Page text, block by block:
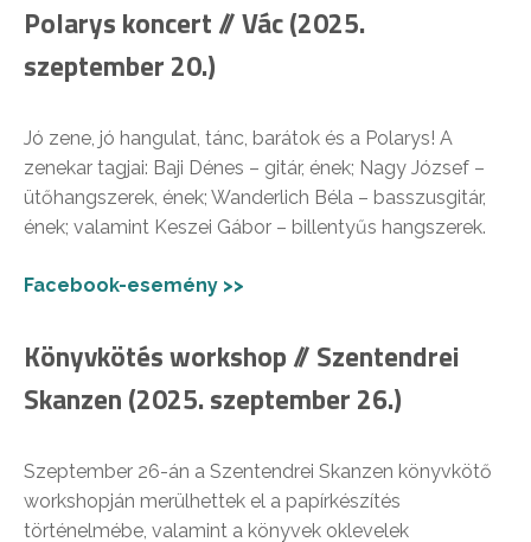
Polarys koncert // Vác (2025.
szeptember 20.)
Jó zene, jó hangulat, tánc, barátok és a Polarys! A
zenekar tagjai: Baji Dénes – gitár, ének; Nagy József –
ütőhangszerek, ének; Wanderlich Béla – basszusgitár,
ének; valamint Keszei Gábor – billentyűs hangszerek.
Facebook-esemény >>
Könyvkötés workshop // Szentendrei
Skanzen (2025. szeptember 26.)
Szeptember 26-án a Szentendrei Skanzen könyvkötő
workshopján merülhettek el a papírkészítés
történelmébe, valamint a könyvek oklevelek